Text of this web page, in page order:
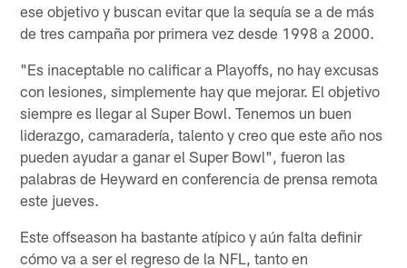
ese objetivo y buscan evitar que la sequía se a de más
de tres campaña por primera vez desde 1998 a 2000.
"Es inaceptable no calificar a Playoffs, no hay excusas
con lesiones, simplemente hay que mejorar. El objetivo
siempre es llegar al Super Bowl. Tenemos un buen
liderazgo, camaradería, talento y creo que este año nos
pueden ayudar a ganar el Super Bowl", fueron las
palabras de Heyward en conferencia de prensa remota
este jueves.
Este offseason ha bastante atípico y aún falta definir
cómo va a ser el regreso de la NFL, tanto en